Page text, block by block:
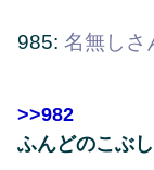
985: 名無しさ
>>982
ふんどのこぶ